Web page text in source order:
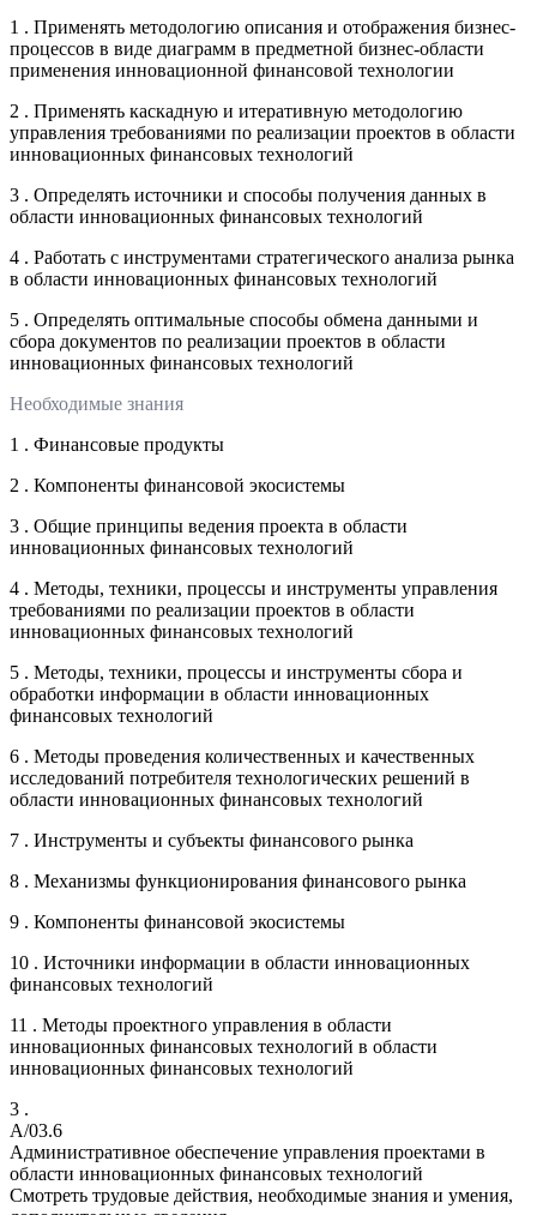
1 . Применять методологию описания и отображения бизнес-
процессов в виде диаграмм в предметной бизнес-области
применения инновационной финансовой технологии
2 . Применять каскадную и итеративную методологию
управления требованиями по реализации проектов в области
инновационных финансовых технологий
3 . Определять источники и способы получения данных в
области инновационных финансовых технологий
4 . Работать с инструментами стратегического анализа рынка
в области инновационных финансовых технологий
5 . Определять оптимальные способы обмена данными и
сбора документов по реализации проектов в области
инновационных финансовых технологий
Необходимые знания
1 . Финансовые продукты
2 . Компоненты финансовой экосистемы
3 . Общие принципы ведения проекта в области
инновационных финансовых технологий
4 . Методы, техники, процессы и инструменты управления
требованиями по реализации проектов в области
инновационных финансовых технологий
5 . Методы, техники, процессы и инструменты сбора и
обработки информации в области инновационных
финансовых технологий
6 . Методы проведения количественных и качественных
исследований потребителя технологических решений в
области инновационных финансовых технологий
7 . Инструменты и субъекты финансового рынка
8 . Механизмы функционирования финансового рынка
9 . Компоненты финансовой экосистемы
10 . Источники информации в области инновационных
финансовых технологий
11 . Методы проектного управления в области
инновационных финансовых технологий в области
инновационных финансовых технологий
3 .
A/03.6
Административное обеспечение управления проектами в
области инновационных финансовых технологий
Смотреть трудовые действия, необходимые знания и умения,